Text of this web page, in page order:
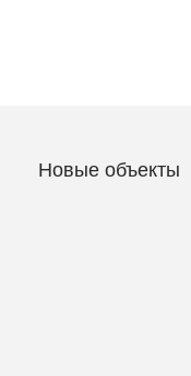
Новые объекты